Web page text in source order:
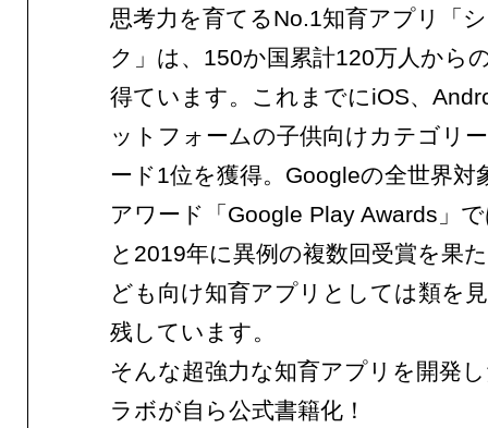
思考力を育てるNo.1知育アプリ「
ク」は、150か国累計120万人から
得ています。これまでにiOS、
ットフォームの子供向けカテゴリ
ード1位を獲得。Googleの全世界対
アワード「Google Play Awards」
と2019年に異例の複数回受賞を果
ども向け知育アプリとしては類を
残しています。
そんな超強力な知育アプリを開発
ラボが自ら公式書籍化！